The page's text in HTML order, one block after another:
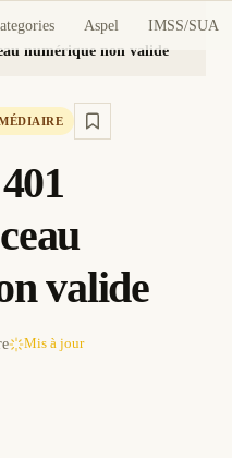
Aspel IMSS/SUA
numérique non valide
valide
Mis à jour